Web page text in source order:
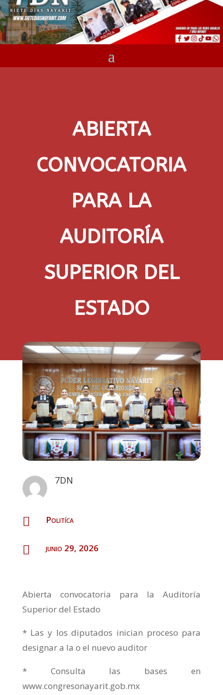
ABIERTA
CONVOCATORIA
PARA LA
AUDITORÍA
SUPERIOR DEL
ESTADO
7DN
 Politíca
 junio 29, 2026
Abierta convocatoria para la Auditoría
Superior del Estado
* Las y los diputados inician proceso para
designar a la o el nuevo auditor
* Consulta las bases en
www.congresonayarit.gob.mx